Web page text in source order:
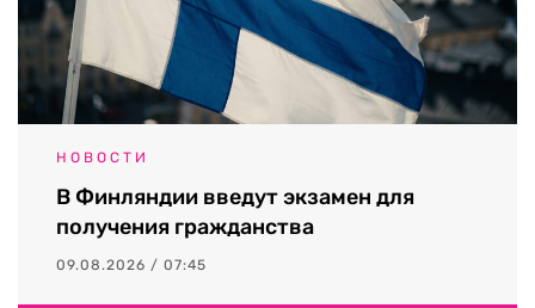
НОВОСТИ
В Финляндии введут экзамен для
получения гражданства
09.08.2026 / 07:45